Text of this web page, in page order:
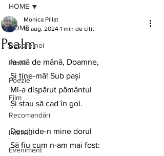
HOME
Despre noi
Proză
Poezie
Film
Recomandări
Interviu
Eveniment
HOME
Psalm
Monica Pillat
18 aug. 2024 1 min de citit
Ia-mă de mână, Doamne,
Și ține-mă! Sub pași
Mi-a dispărut pământul
Și stau să cad în gol.
Deschide-n mine dorul
Să fiu cum n-am mai fost: